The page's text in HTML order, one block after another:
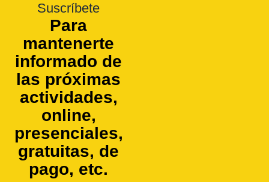
Suscríbete
Para
mantenerte
informado de
las próximas
actividades,
online,
presenciales,
gratuitas, de
pago, etc.